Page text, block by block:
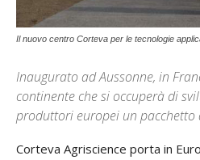
Il nuovo centro Corteva per le tecnologie
Inaugurato ad Aussonne, in
continente che si occuperà di
produttori europei un pacchetto
Corteva Agriscience porta in